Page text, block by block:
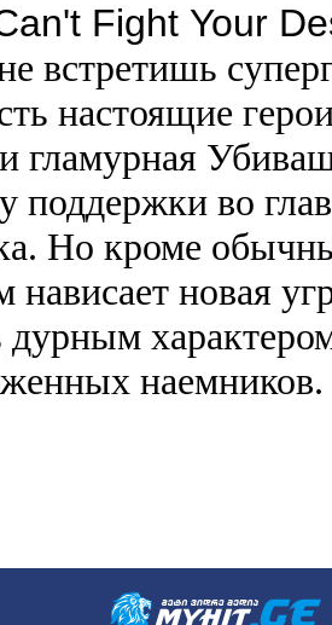
Fight Your
встретишь
настоящие
гламурная
поддержки во
Но кроме
нависает новая
дурным
наемников.